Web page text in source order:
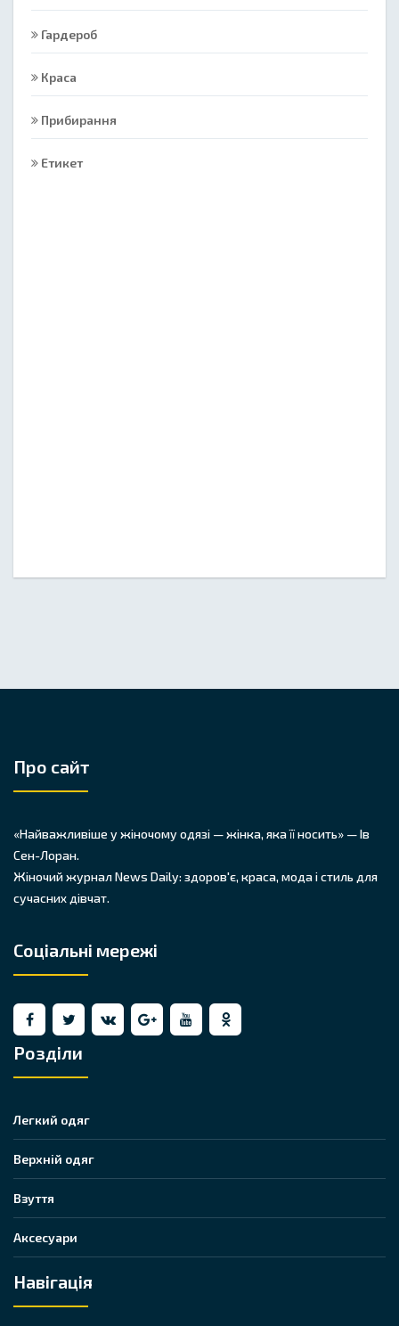
Гардероб
Краса
Прибирання
Етикет
Про сайт
«Найважливіше у жіночому одязі — жінка, яка її носить» — Ів
Сен-Лоран.
Жіночий журнал News Daily: здоров'є, краса, мода і стиль для
сучасних дівчат.
Соціальні мережі
Розділи
Легкий одяг
Верхній одяг
Взуття
Аксесуари
Навігація